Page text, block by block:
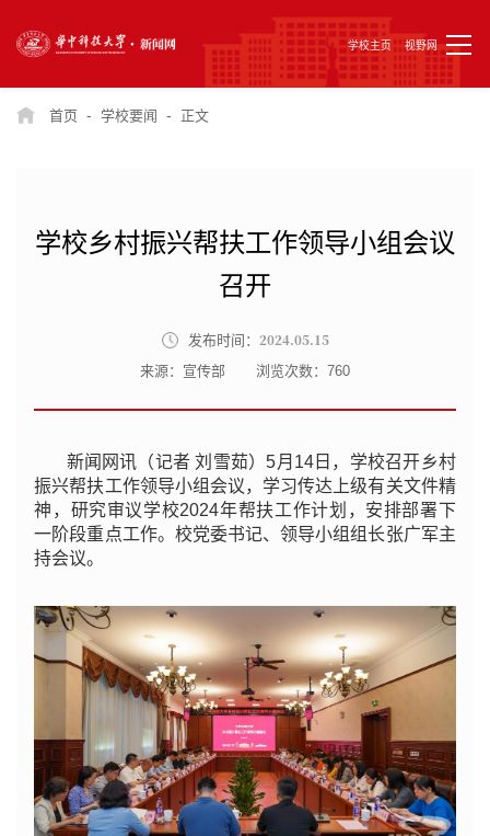
学校主页 视野网
首页 - 学校要闻 - 正文
学校​乡村振兴帮扶工作领导小组会议
召开
发布时间： 2024.05.15
来源：宣传部 浏览次数：760
新闻网讯（记者 刘雪茹）5月14日，学校召开乡村
振兴帮扶工作领导小组会议，学习传达上级有关文件精
神，研究审议学校2024年帮扶工作计划，安排部署下
一阶段重点工作。校党委书记、领导小组组长张广军主
持会议。